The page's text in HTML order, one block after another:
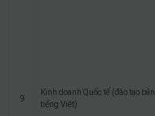
9
Kinh doanh Quốc tế (đào tạo
tiếng Việt)